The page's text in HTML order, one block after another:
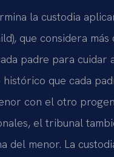
la custodia
que considera
padre para cuidar
que cada
con el otro
el tribunal
del menor. La